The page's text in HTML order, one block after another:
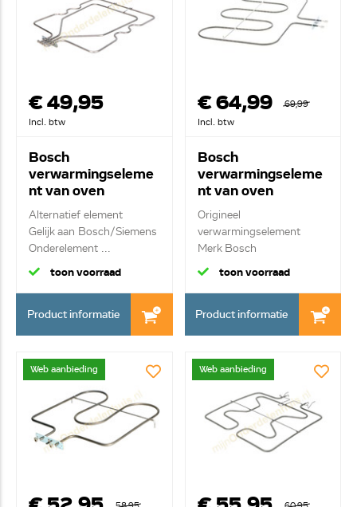
€ 49,95
Incl. btw
Bosch
verwarmingseleme
nt van oven
00212622
Alternatief element
Gelijk aan Bosch/Siemens
Onderelement ...
toon voorraad
Product informatie
€ 64,99
69,99
Incl. btw
Bosch
verwarmingseleme
nt van oven
00362786
Origineel
verwarmingselement
Merk Bosch
1300W onder elemen...
toon voorraad
Product informatie
Web aanbieding Web aanbieding